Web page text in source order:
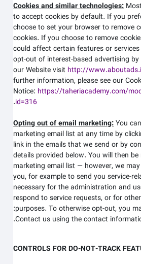
Cookies and similar technologies:
to accept cookies by default. If you
choose to set your browser to
cookies. If you choose to remove
could affect certain features or
opt-out of interest-based advertising
ourWebsitevisithttp://
further information, please see our
Notice:https://taheriacademy.com/
id=316
.
Opting out of email marketing:You
marketing email list at any time by
link in the emails that we send or by
details provided below. You will then
marketing email list — however, we
you, for example to send you service-
necessary for the administration and
respond to service requests, or for
purposes. To otherwise opt-out, you
Contact us using the contact